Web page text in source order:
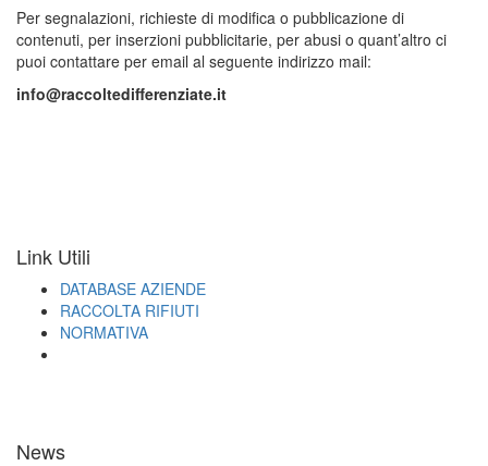
Per segnalazioni, richieste di modifica o pubblicazione di
contenuti, per inserzioni pubblicitarie, per abusi o quant’altro ci
puoi contattare per email al seguente indirizzo mail:
info@raccoltedifferenziate.it
Link Utili
DATABASE AZIENDE
RACCOLTA RIFIUTI
NORMATIVA
News